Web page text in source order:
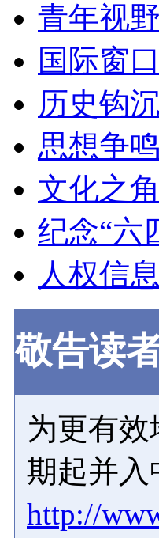
青年视野
国际窗口
历史钩沉
思想争鸣
文化之角
纪念“六
人权信息
敬告读
为更有
期起并入
http://